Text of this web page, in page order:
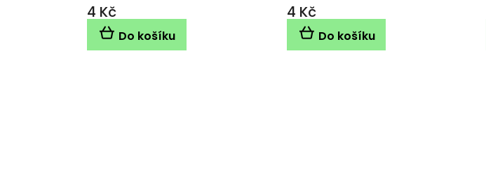
4 Kč
Do košíku
4 Kč
Do košíku